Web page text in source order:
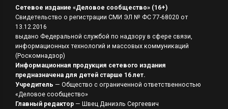
Сетевое издание «Деловое сообщество» (16+)
Свидетельство о регистрации СМИ ЭЛ № ФС 77-68020 от
13.12.2016
выдано Федеральной службой по надзору в сфере связи,
информационных технологий и массовых коммуникаций
(Роскомнадзор)
Информационная продукция сетевого издания
предназначена для детей старше 16 лет.
Учредитель — Общество с ограниченной ответственностью
«Деловое сообщество»
Главный редактор — Швец Даниэль Сергеевич